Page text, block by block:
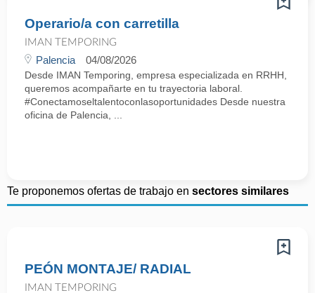
Operario/a con carretilla
IMAN TEMPORING
Palencia 04/08/2026
Desde IMAN Temporing, empresa especializada en RRHH,
queremos acompañarte en tu trayectoria laboral.
#Conectamoseltalentoconlasoportunidades Desde nuestra
oficina de Palencia, ...
Te proponemos ofertas de trabajo en sectores similares
PEÓN MONTAJE/ RADIAL
IMAN TEMPORING